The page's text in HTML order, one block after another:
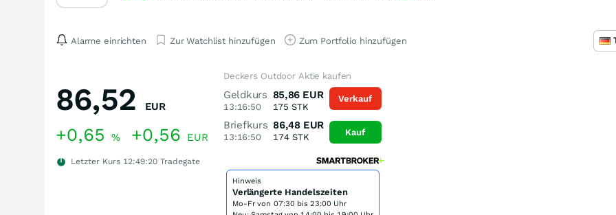
Alarme einrichten Zur Watchlist hinzufügen Zum Portfolio hinzufügen
86,52 EUR
+0,65 % +0,56 EUR
Letzter Kurs 12:49:20 Tradegate
Deckers Outdoor Aktie kaufen
Geldkurs
13:16:50
85,86 EUR
175 STK
Briefkurs
13:16:50
86,48 EUR
174STK
Verkauf
Kauf
Hinweis
Verlängerte Handelszeiten
Mo-Fr von 07:30 bis 23:00 Uhr